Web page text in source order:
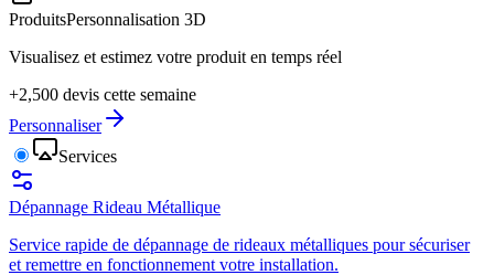
ProduitsPersonnalisation 3D
Visualisez et estimez votre produit en temps réel
+2,500 devis cette semaine
Personnaliser
Services
Dépannage Rideau Métallique
Service rapide de dépannage de rideaux métalliques pour sécuriser
et remettre en fonctionnement votre installation.